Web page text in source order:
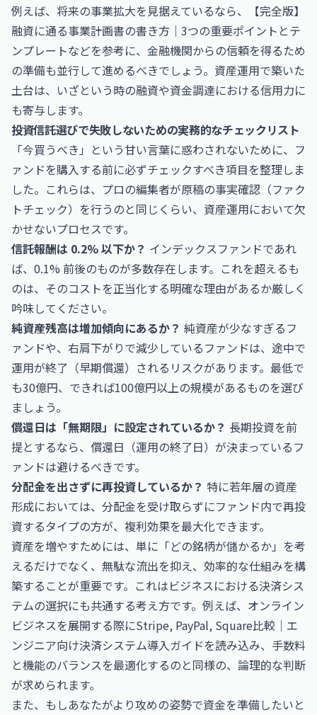
例えば、将来の事業拡大を見据えているなら、
【完全版】
融資に通る事業計画書の書き方｜3つの重要ポイントとテ
ンプレートなどを参考に、金融機関からの信頼を得るため
の準備も並行して進めるべきでしょう。資産運用で築いた
土台は、いざという時の融資や資金調達における信用力に
も寄与します。
投資信託選びで失敗しないための実務的なチェックリスト
「今買うべき」という甘い言葉に惑わされないために、フ
ァンドを購入する前に必ずチェックすべき項目を整理しま
した。これらは、プロの編集者が原稿の事実確認（ファク
トチェック）を行うのと同じくらい、資産運用において欠
かせないプロセスです。
信託報酬は 0.2% 以下か？ インデックスファンドであれ
ば、0.1% 前後のものが多数存在します。これを超えるも
のは、そのコストを正当化する明確な理由があるか厳しく
吟味してください。
純資産残高は増加傾向にあるか？ 純資産が少なすぎるフ
ァンドや、右肩下がりで減少しているファンドは、途中で
運用が終了（早期償還）されるリスクがあります。最低で
も30億円、できれば100億円以上の規模があるものを選び
ましょう。
償還日は「無期限」に設定されているか？ 長期投資を前
提とするなら、償還日（運用の終了日）が決まっているフ
ァンドは避けるべきです。
分配金を出さずに再投資しているか？ 特に若年層の資産
形成においては、分配金を受け取らずにファンド内で再投
資するタイプの方が、複利効果を最大化できます。
資産を増やすためには、単に「どの銘柄が儲かるか」を考
えるだけでなく、無駄な流出を抑え、効率的な仕組みを構
築することが重要です。これはビジネスにおける決済シス
テムの選択にも共通する考え方です。例えば、オンライン
ビジネスを展開する際にStripe, PayPal, Square比較｜エ
ンジニア向け決済システム導入ガイドを読み込み、手数料
と機能のバランスを最適化するのと同様の、論理的な判断
が求められます。
また、もしあなたがより攻めの姿勢で資金を準備したいと